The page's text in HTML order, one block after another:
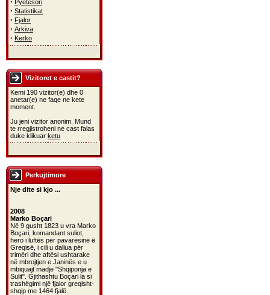
Pyetesori
· Statistikat
· Fjalor
· Arkiva
· Kerko
Vizitoret e castit?
Kemi 190 vizitor(e) dhe 0
anetar(e) ne faqe ne kete
moment.
Ju jeni vizitor anonim. Mund
te rregjistroheni ne cast falas
duke klikuar ketu
Perkujtimore
Nje dite si kjo ...
2008
Marko Boçari
Në 9 gusht 1823 u vra Marko
Boçari, komandant suliot,
hero i luftës për pavarësinë ë
Greqisë, i cili u dallua për
trimëri dhe aftësi ushtarake
në mbrojtjen e Janinës e u
mbiquajt madje "Shqiponja e
Sulit". Gjithashtu Boçari la si
trashëgimi një fjalor greqisht-
shqip me 1464 fjalë.